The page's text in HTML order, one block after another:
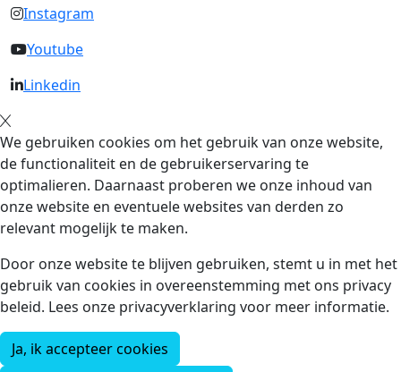
Instagram
Youtube
Linkedin
We gebruiken cookies om het gebruik van onze website,
de functionaliteit en de gebruikerservaring te
optimalieren. Daarnaast proberen we onze inhoud van
onze website en eventuele websites van derden zo
relevant mogelijk te maken.
Door onze website te blijven gebruiken, stemt u in met het
gebruik van cookies in overeenstemming met ons privacy
beleid. Lees onze privacyverklaring voor meer informatie.
Ja, ik accepteer cookies